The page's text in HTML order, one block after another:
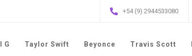
+54 (9) 2944533080
G Taylor Swift Beyonce Travis Scott